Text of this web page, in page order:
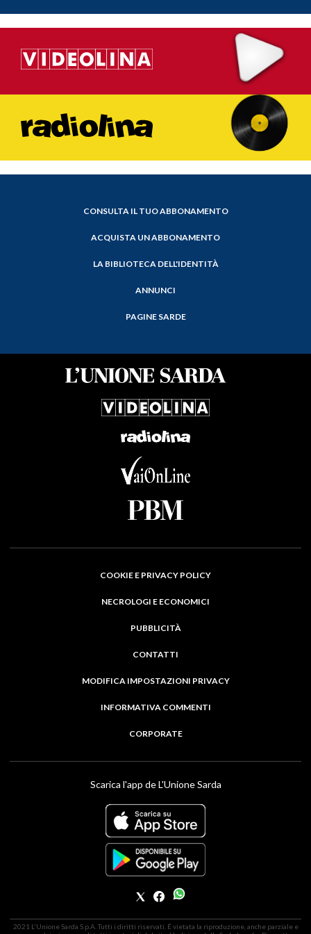
CONSULTA IL TUO ABBONAMENTO
ACQUISTA UN ABBONAMENTO
LA BIBLIOTECA DELL'IDENTITÀ
ANNUNCI
PAGINE SARDE
COOKIE E PRIVACY POLICY
NECROLOGI E ECONOMICI
PUBBLICITÀ
CONTATTI
MODIFICA IMPOSTAZIONI PRIVACY
INFORMATIVA COMMENTI
CORPORATE
Scarica l'app de L'Unione Sarda
2021 L'Unione Sarda S.p.A. Tutti i diritti riservati. É vietata la riproduzione, anche parziale e